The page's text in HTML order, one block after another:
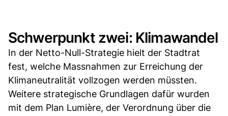
Schwerpunkt zwei: Klimawandel
In der Netto-Null-Strategie hielt der Stadtrat
fest, welche Massnahmen zur Erreichung der
Klimaneutralität vollzogen werden müssten.
Weitere strategische Grundlagen dafür wurden
mit dem Plan Lumière, der Verordnung über die